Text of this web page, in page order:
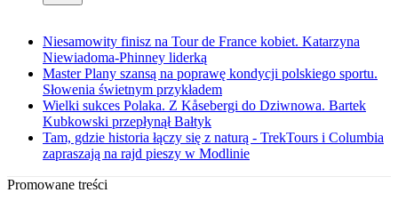
Niesamowity finisz na Tour de France kobiet. Katarzyna
Niewiadoma-Phinney liderką
Master Plany szansą na poprawę kondycji polskiego sportu.
Słowenia świetnym przykładem
Wielki sukces Polaka. Z Kåsebergi do Dziwnowa. Bartek
Kubkowski przepłynął Bałtyk
Tam, gdzie historia łączy się z naturą - TrekTours i Columbia
zapraszają na rajd pieszy w Modlinie
Promowane treści